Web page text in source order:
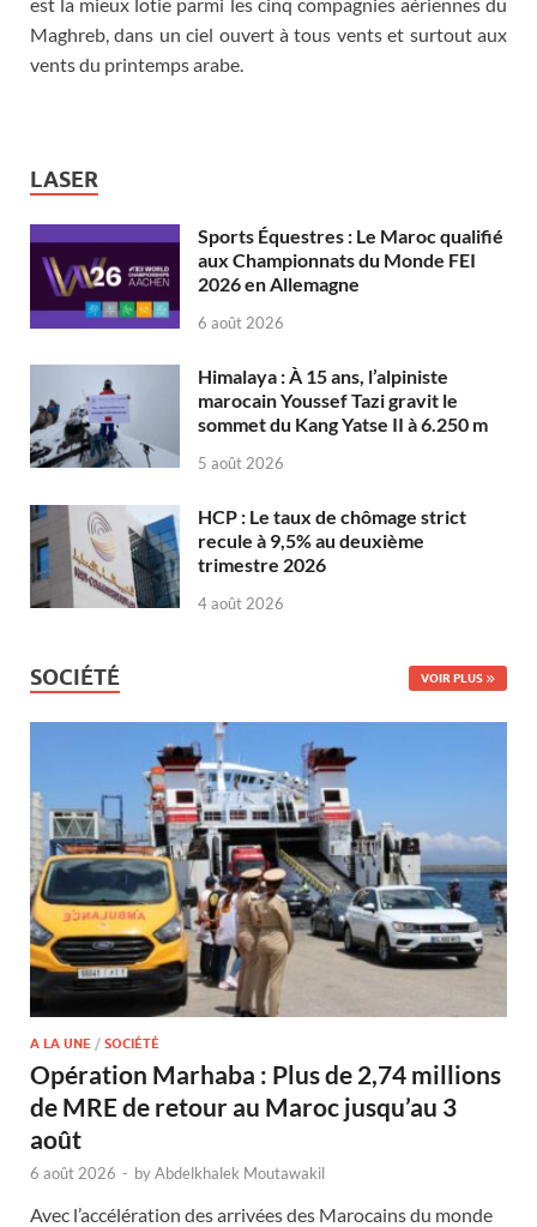
est la mieux lotie parmi les cinq compagnies aériennes du
Maghreb, dans un ciel ouvert à tous vents et surtout aux
vents du printemps arabe.
LASER
Sports Équestres : Le Maroc qualifié
aux Championnats du Monde FEI
2026 en Allemagne
6 août 2026
Himalaya : À 15 ans, l’alpiniste
marocain Youssef Tazi gravit le
sommet du Kang Yatse II à 6.250 m
5 août 2026
HCP : Le taux de chômage strict
recule à 9,5% au deuxième
trimestre 2026
4 août 2026
SOCIÉTÉ VOIR PLUS
A LA UNE / SOCIÉTÉ
Opération Marhaba : Plus de 2,74 millions
de MRE de retour au Maroc jusqu’au 3
août
6 août 2026 - byAbdelkhalek Moutawakil
Avec l’accélération des arrivées des Marocains du monde